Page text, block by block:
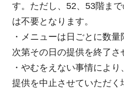
す。ただし、52、53階ま
は不要となります。
・メニューは日ごとに数
次第その日の提供を終了さ
・やむをえない事情によ
提供を中止させていただく